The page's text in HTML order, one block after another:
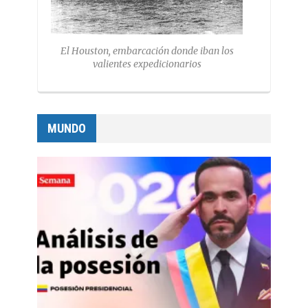
El Houston, embarcación donde iban los
valientes expedicionarios
MUNDO